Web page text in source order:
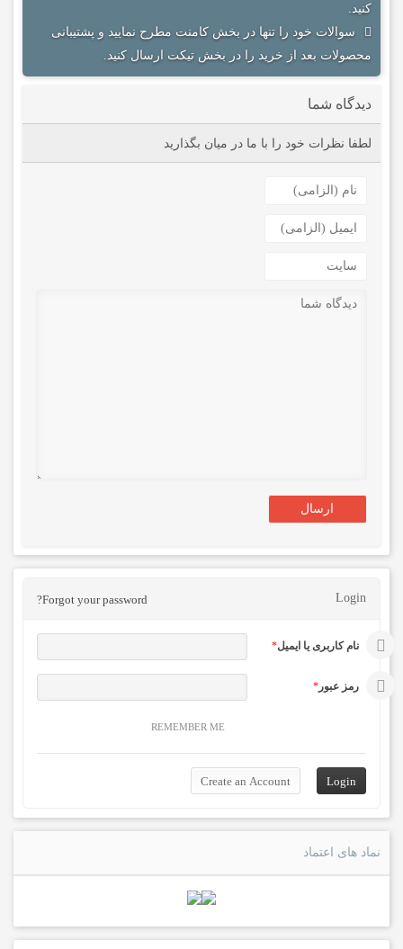
کنید.
سوالات خود را تنها در بخش کامنت مطرح نمایید و پشتیبانی
محصولات بعد از خرید را در بخش تیکت ارسال کنید.
دیدگاه شما
لطفا نظرات خود را با ما در میان بگذارید
Login
Forgot your password?
نام کاربری یا ایمیل*
رمز عبور *
REMEMBER ME
نماد های اعتماد